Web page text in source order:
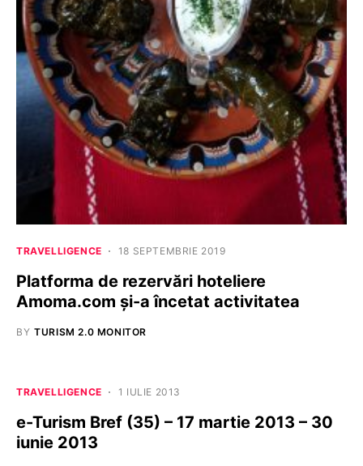
TRAVELLIGENCE 18 SEPTEMBRIE 2019
Platforma de rezervări hoteliere
Amoma.com și-a încetat activitatea
BY TURISM 2.0 MONITOR
TRAVELLIGENCE 1 IULIE 2013
e-Turism Bref (35) – 17 martie 2013 – 30
iunie 2013